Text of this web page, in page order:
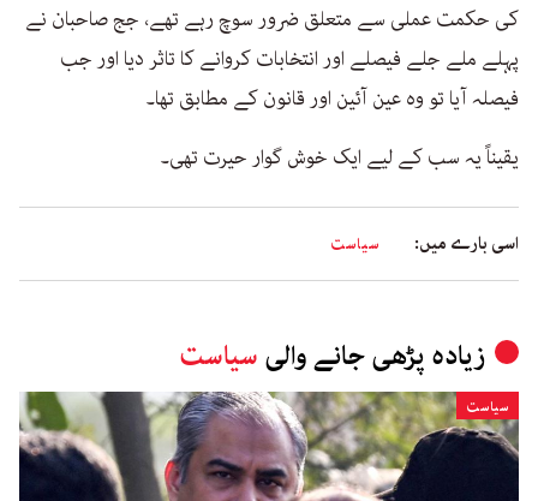
كی حکمت عملی سے متعلق ضرور سوچ رہے تھے، جج صاحبان نے
پہلے ملے جلے فیصلے اور انتخابات كروانے كا تاثر دیا اور جب
فیصلہ آیا تو وہ عین آئین اور قانون كے مطابق تھا۔
یقیناً یہ سب كے لیے ایک خوش گوار حیرت تھی۔
اسی بارے میں: سیاست
زیادہ پڑھی جانے والی سیاست
سیاست